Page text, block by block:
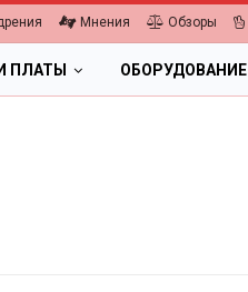
Мнения Обзоры
ПЛАТЫ ОБОРУДОВАНИЕ